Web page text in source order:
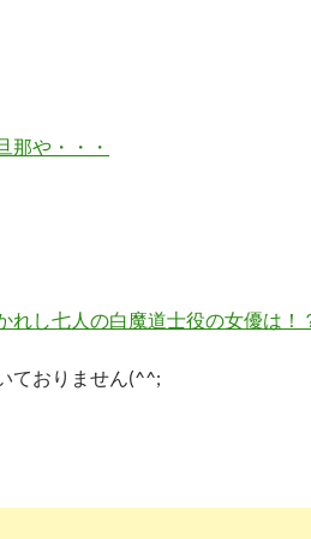
那や・・・
れし七人の白魔道士役の女優は！
ておりません(^^;